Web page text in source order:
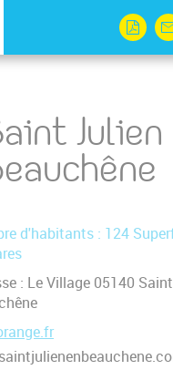
Julien
d'habitants : 124
: Le Village 05140
des cookies